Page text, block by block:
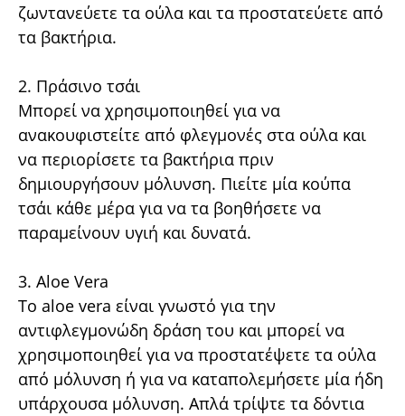
ζωντανεύετε τα ούλα και τα προστατεύετε από
τα βακτήρια.
2. Πράσινο τσάι
Μπορεί να χρησιμοποιηθεί για να
ανακουφιστείτε από φλεγμονές στα ούλα και
να περιορίσετε τα βακτήρια πριν
δημιουργήσουν μόλυνση. Πιείτε μία κούπα
τσάι κάθε μέρα για να τα βοηθήσετε να
παραμείνουν υγιή και δυνατά.
3. Aloe Vera
Το aloe vera είναι γνωστό για την
αντιφλεγμονώδη δράση του και μπορεί να
χρησιμοποιηθεί για να προστατέψετε τα ούλα
από μόλυνση ή για να καταπολεμήσετε μία ήδη
υπάρχουσα μόλυνση. Απλά τρίψτε τα δόντια